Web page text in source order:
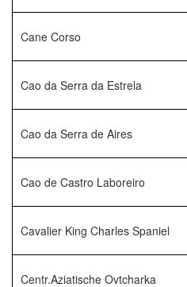
Cane Corso
Cao da Serra da Estrela
Cao da Serra de Aires
Cao de Castro Laboreiro
Cavalier King Charles Spaniel
Centr.Aziatische Ovtcharka